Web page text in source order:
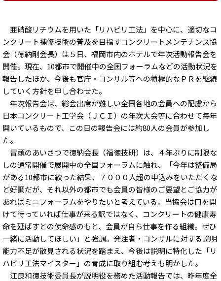
亜硝酸リチウムを用いた「リハビリ工法」を中心に、適切なコ
ンクリート補修技術の普及を目指すコンクリートメンテナンス協
会（徳納剛会長）は５日、福岡市内のホテルで年次活動報告会を
開催。現在、10都市で開催中の全国フォーラムなどの活動状況を
報告したほか、今後も官庁・コンサル等への積極的なＰＲを継続
していく方針を申し合わせた。
年次報告会は、総会出席が難しい全国各地の会員への配慮から
日本コンクリート工学会（ＪＣＩ）の年次大会等に合わせて毎年
開いているもので、この日の報告会には約80人の会員が参加し
た。
冒頭のあいさつで徳納会長（福徳技研）は、４年ぶりに制限な
しの通常開催で展開中の全国フォーラムに触れ、「今年は整備局
がある10都市に絞った結果、７０００人超の申込みをいただくな
ど好調だが、それ以外の都市でも会員の皆様のご要望とご協力が
あればミニフォーラムをやりたいと考えている。当協会は口を開
けて待っていれば仕事が来る訳ではなく、コンクリートの健康寿
命を延ばすとの使命感のもと、会員が自ら仕事を作る組織。ぜひ
一緒に活動してほしい」と強調。発注者・コンサルに対する説明
能力不足が散見される状況を踏まえ、今後は説明に特化した「リ
ハビリ工法マイスター」の育成に取り組む考えも明かした。
江良和徳技術委員長が説明役を務めた活動報告では、昨年度全